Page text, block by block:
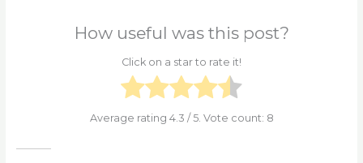
How useful was this post?
Click on a star to rate it!
Average rating 4.3 / 5. Vote count: 8